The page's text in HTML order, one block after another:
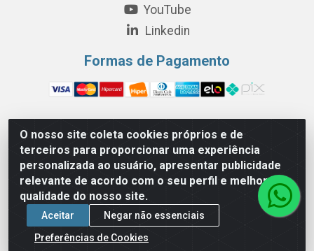
O nosso site coleta cookies próprios e de
terceiros para proporcionar uma experiência
personalizada ao usuário, apresentar publicidade
relevante de acordo com o seu perfil e melhorar a
qualidade do nosso site.
Aceitar
Negar não essenciais
Preferências de Cookies
YouTube
Linkedin
Formas de Pagamento
Perola Distribuição e Logística S/A - Av. Anhanguera km 24 N°
200 Bloco 12-A -Jardim Jaraguá, São Paulo/SP - Cep 05.275-
000 - CNPJ 06.204.131/0001-77